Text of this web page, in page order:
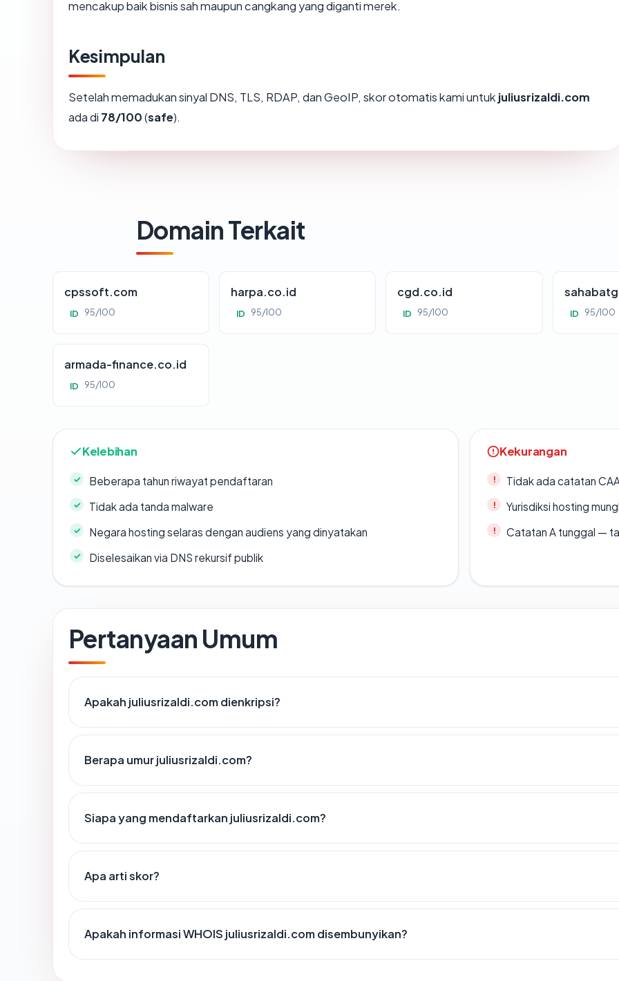
mencakup baik bisnis sah maupun cangkang yang diganti merek.
Kesimpulan
Setelah memadukan sinyal DNS, TLS, RDAP, dan GeoIP, skor otomatis kami untuk juliusrizaldi.com
ada di 78/100(safe).
Domain Terkait
cpssoft.com
ID 95/100
harpa.co.id
ID 95/100
cgd.co.id
ID 95/100 ID 95/100
armada-finance.co.id
ID 95/100
Kelebihan
Beberapa tahun riwayat pendaftaran
Tidak ada tanda malware
Negara hosting selaras dengan audiens yang dinyatakan
Diselesaikan via DNS rekursif publik
Kekurangan
Tidak ada catatan
Yurisdiksi hosting
Catatan A tunggal —
Pertanyaan Umum
Apakah juliusrizaldi.com dienkripsi?
Berapa umur juliusrizaldi.com?
Siapa yang mendaftarkan juliusrizaldi.com?
Apa arti skor?
Apakah informasi WHOIS juliusrizaldi.com disembunyikan?